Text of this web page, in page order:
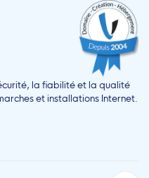
la fiabilité et la qualité
et installations Internet.